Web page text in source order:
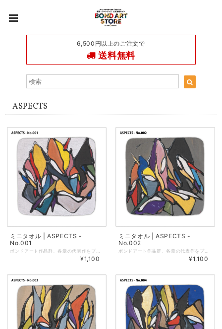
6,500円以上のご注文で
送料無料
ASPECTS
ミニタオル | ASPECTS -
No.001
¥1,100
ミニタオル | ASPECTS -
No.002
¥1,100